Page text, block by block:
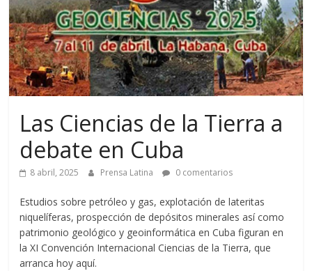
Las Ciencias de la Tierra a
debate en Cuba
8 abril, 2025 Prensa Latina 0 comentarios
Estudios sobre petróleo y gas, explotación de lateritas
niquelíferas, prospección de depósitos minerales así como
patrimonio geológico y geoinformática en Cuba figuran en
la XI Convención Internacional Ciencias de la Tierra, que
arranca hoy aquí.